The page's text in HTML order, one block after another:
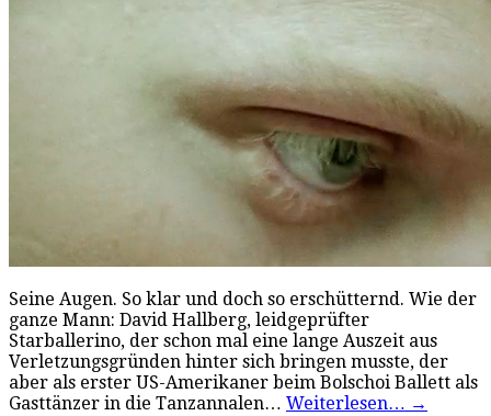
Seine Augen. So klar und doch so erschütternd. Wie der
ganze Mann: David Hallberg, leidgeprüfter
Starballerino, der schon mal eine lange Auszeit aus
Verletzungsgründen hinter sich bringen musste, der
aber als erster US-Amerikaner beim Bolschoi Ballett als
Gasttänzer in die Tanzannalen… Weiterlesen… →